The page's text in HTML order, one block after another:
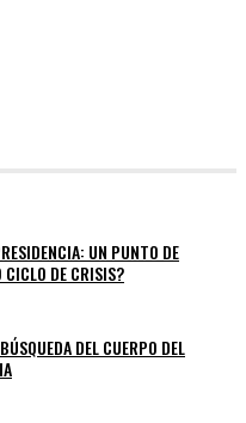
UN PUNTO DE
CICLO DE CRISIS?
DEL CUERPO DEL